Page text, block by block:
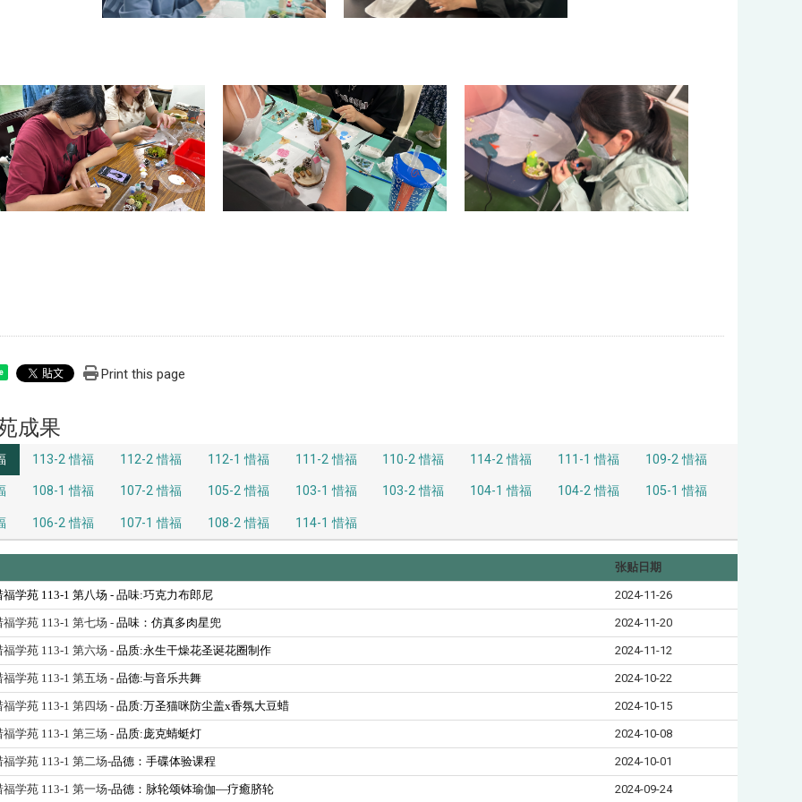
Print this page
成果
113-2 惜福 112-2 惜福 112-1 惜福 111-2 惜福 110-2 惜福 114-2 惜福 111-1 惜福 109-2 惜福
108-1 惜福 107-2 惜福 105-2 惜福 103-1 惜福 103-2 惜福 104-1 惜福 104-2 惜福 105-1 惜福
106-2 惜福 107-1 惜福 108-2 惜福 114-1 惜福
张贴日期
福学苑 113-1 第八场 - 品味:巧克力布郎尼 2024-11-26
福学苑 113-1 第七场 - 品味：仿真多肉星兜 2024-11-20
福学苑 113-1 第六场 - 品质:永生干燥花圣诞花圈制作 2024-11-12
福学苑 113-1 第五场 - 品德:与音乐共舞 2024-10-22
福学苑 113-1 第四场 - 品质:万圣猫咪防尘盖x香氛大豆蜡 2024-10-15
福学苑 113-1 第三场 - 品质:庞克蜻蜓灯 2024-10-08
福学苑 113-1 第二场-品德：手碟体验课程 2024-10-01
福学苑 113-1 第一场-品德：脉轮颂钵瑜伽—疗癒脐轮 2024-09-24